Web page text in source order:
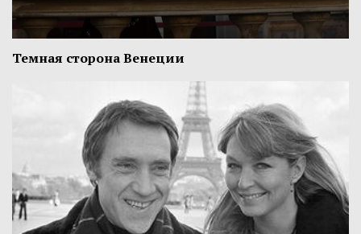
Темная сторона Венеции